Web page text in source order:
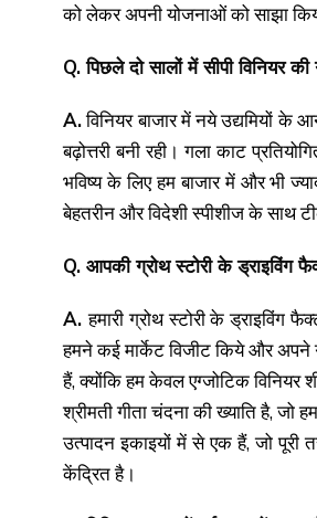
को लेकर अपनी योजनाओं को साझा
Q. पिछले दो सालों में सीपी विनियर
A.विनियर बाजार में नये उद्यमियों के
बढ़ोत्तरी बनी रही। गला काट
भविष्य के लिए हम बाजार में और भी
बेहतरीन और विदेशी स्पीशीज के साथ
Q. आपकी ग्रोथ स्टोरी के ड्राइविंग
A.हमारी ग्रोथ स्टोरी के ड्राइविंग
हमने कई मार्केट विजीट किये और अपने
हैं, क्योंकि हम केवल एग्जोटिक
श्रीमती गीता चंदना की ख्याति है,
उत्पादन इकाइयों में से एक हैं, जो पूरी
केंद्रित है।